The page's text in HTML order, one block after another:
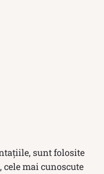
sunt folosite
mai cunoscute